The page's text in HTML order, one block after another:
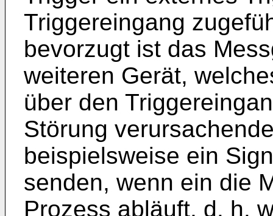
Triggereingang
bevorzugt ist das
weiteren Gerät,
über den
Störung
beispielsweise ein
senden, wenn ein die
Prozess abläuft, d. h.